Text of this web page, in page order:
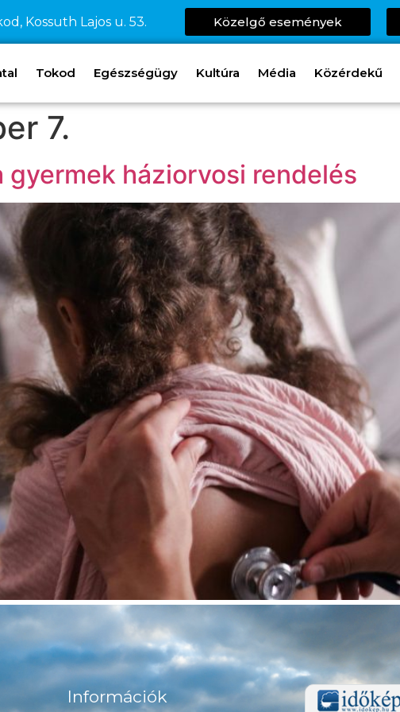
Kossuth Lajos u. 53. Közelgő események
Tokod Egészségügy Kultúra Média Közérdekű
7.
háziorvosi rendelés
Információk